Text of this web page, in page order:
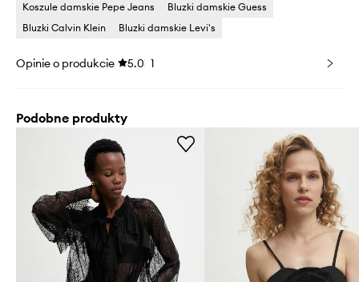
Koszule damskie Pepe Jeans
Bluzki damskie Guess
Bluzki Calvin Klein
Bluzki damskie Levi's
Opinie o produkcie 5.0 1
Podobne produkty